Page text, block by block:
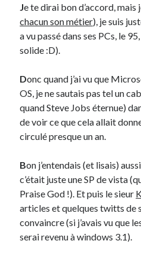
Quel Lyonnais es-tu, Renaud Ducher ?
A quand une véritable place pour le
Comment je vis ma vie sur un vélo
Derniers Commentaires
Entretien ménagerdansT’as vu quoi
JFdansC’était pas mieux avant… à
littleceltdansComment j’ai opéré
Renaud DucherdansComment j’ai
personnelle
Commentaires récents
T’as vu quoi ?
Je te dirai bon d’accord, mais
chacun son métier), je suis
a vu passé dans ses PCs, le
solide :D).
Donc quand j’ai vu que
OS, je ne sautais pas tel un
quand Steve Jobs éternue)
de voir ce que cela allait
circulé presque un an.
Bon j’entendais (et lisais)
c’était juste une SP de vista
Praise God !). Et puis le sieur
articles et quelques twitts de
convaincre (si j’avais vu que
serai revenu à windows 3.1).